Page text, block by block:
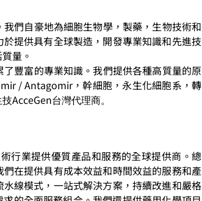
們自豪地為細胞生物學，製藥，生物技術和
提供具有全球製造，開發專業知識和先進技
量。
豐富的專業知識。我們提供各種高質量的原
/ Antagomir，幹細胞，永生化細胞系，轉
技AcceGen台灣代理商。
行業提供優質產品和服務的全球提供商。總
在提供具有成本效益和時間效益的服務和產
線模式，一站式解決方案，持續改進和嚴格